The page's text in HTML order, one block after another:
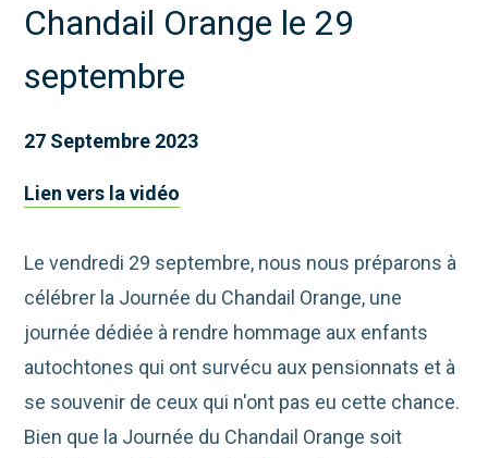
Chandail Orange le 29
septembre
27 Septembre 2023
Lien vers la vidéo
Le vendredi 29 septembre, nous nous préparons à
célébrer la Journée du Chandail Orange, une
journée dédiée à rendre hommage aux enfants
autochtones qui ont survécu aux pensionnats et à
se souvenir de ceux qui n'ont pas eu cette chance.
Bien que la Journée du Chandail Orange soit